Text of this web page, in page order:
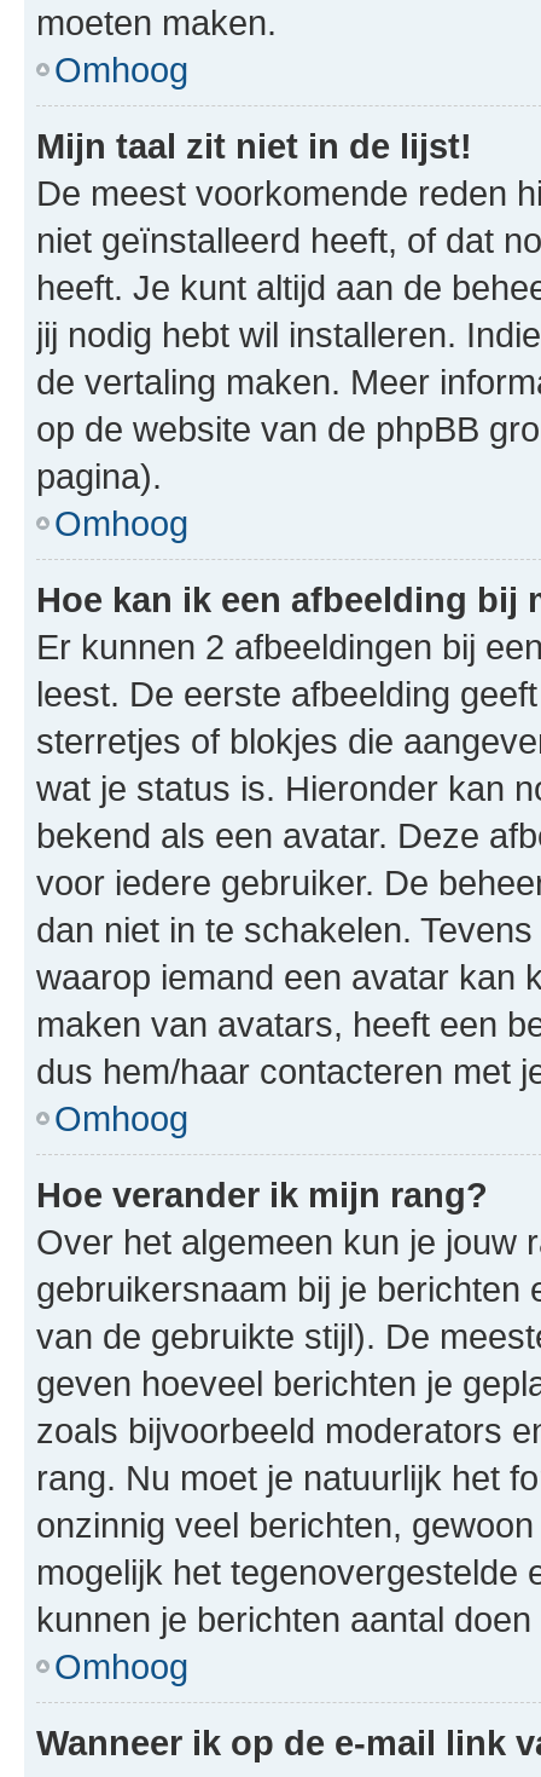
moeten maken.
Omhoog
Mijn taal zit niet in de lijst!
De meest voorkomende reden
niet geïnstalleerd heeft, of dat
heeft. Je kunt altijd aan de
jij nodig hebt wil installeren.
de vertaling maken. Meer
op de website van de phpBB
pagina).
Omhoog
Hoe kan ik een afbeelding bij
Er kunnen 2 afbeeldingen bij
leest. De eerste afbeelding
sterretjes of blokjes die
wat je status is. Hieronder kan
bekend als een avatar. Deze
voor iedere gebruiker. De
dan niet in te schakelen.
waarop iemand een avatar kan
maken van avatars, heeft een
dus hem/haar contacteren met
Omhoog
Hoe verander ik mijn rang?
Over het algemeen kun je jouw
gebruikersnaam bij je berichten
van de gebruikte stijl). De
geven hoeveel berichten je
zoals bijvoorbeeld moderators
rang. Nu moet je natuurlijk het
onzinnig veel berichten,
mogelijk het tegenovergestelde
kunnen je berichten aantal doen
Omhoog
Wanneer ik op de e-mail link